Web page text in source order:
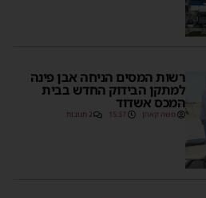
רשות המסים הניחה אבן פינה
למתקן הבידוק החדש בבית
המכס אשדוד
משה קאהן 15:37 2 תגובות